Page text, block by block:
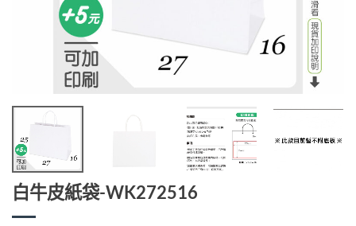
白牛皮紙袋-WK272516